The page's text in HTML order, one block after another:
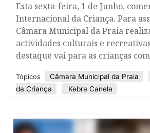
Esta sexta-feira, 1 de Junho,
Internacional da Criança. Para
Câmara Municipal da Praia
actividades culturais e
destaque vai para as crianças
Tópicos Câmara Municipal da Praia
da Criança
Kebra Canela